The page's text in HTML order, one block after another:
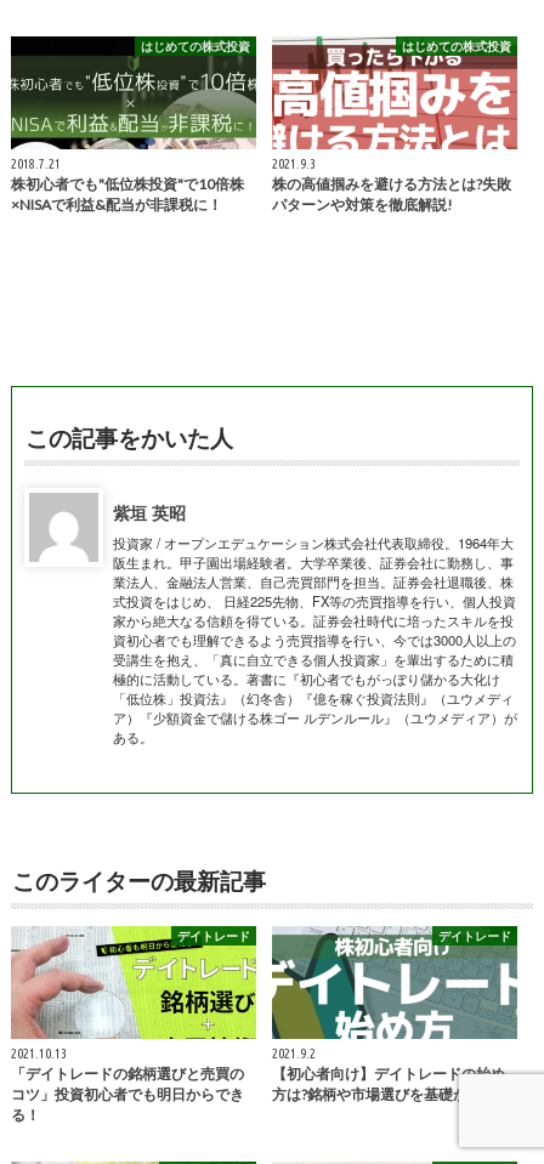
はじめての株式投資
2018.7.21
株初心者でも"低位株投資"で10倍株
×NISAで利益&配当が非課税に！
はじめての株式投資
2021.9.3
株の高値掴みを避ける方法とは?失敗
パターンや対策を徹底解説!
この記事をかいた人
紫垣 英昭
投資家 / オープンエデュケーション株式会社代表取締役。1964年大
阪生まれ。甲子園出場経験者。大学卒業後、証券会社に勤務し、事
業法人、金融法人営業、自己売買部門を担当。証券会社退職後、株
式投資をはじめ、 日経225先物、FX等の売買指導を行い、個人投資
家から絶大なる信頼を得ている。証券会社時代に培ったスキルを投
資初心者でも理解できるよう売買指導を行い、今では3000人以上の
受講生を抱え、「真に自立できる個人投資家」を輩出するために積
極的に活動している。著書に『初心者でもがっぽり儲かる大化け
「低位株」投資法』（幻冬舎）『億を稼ぐ投資法則』（ユウメディ
ア）『少額資金で儲ける株ゴー ルデンルール』（ユウメディア）が
ある。
このライターの最新記事
デイトレード
2021.10.13
「デイトレードの銘柄選びと売買の
コツ」投資初心者でも明日からでき
る！
デイトレード
2021.9.2
【初心者向け】デイトレードの始め
方は?銘柄や市場選びを基礎から解説